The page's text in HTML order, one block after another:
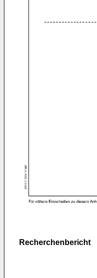
Recherchenbericht